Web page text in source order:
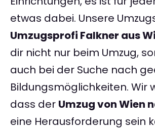
etwas dabei. Unsere
Umzugsprofi Falkner aus
dir nicht nur beim Umzug,
auch bei der Suche nach
Bildungsmöglichkeiten. Wir
dass der Umzug von Wien
eine Herausforderung sein